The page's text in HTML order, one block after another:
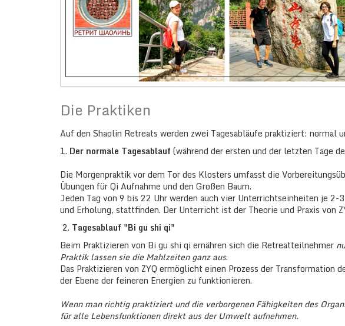
Die Praktiken
Auf den Shaolin Retreats werden zwei Tagesabläufe praktiziert: normal
1. Der normale Tagesablauf (während der ersten und der letzten Tage
Die Morgenpraktik vor dem Tor des Klosters umfasst die
Übungen für Qi Aufnahme und den Großen Baum.
Jeden Tag von 9 bis 22 Uhr werden auch vier Unterrichtseinheiten je
und Erholung, stattfinden. Der Unterricht ist der Theorie und Praxis von
2. Tagesablauf "Bi gu shi qi"
Beim Praktizieren von Bi gu shi qi ernähren sich die Retreatteilnehmer
Praktik lassen sie die Mahlzeiten ganz aus.
Das Praktizieren von ZYQ ermöglicht einen Prozess der Transformation
der Ebene der feineren Energien zu funktionieren.
Wenn man richtig praktiziert und die verborgenen Fähigkeiten des
für alle Lebensfunktionen direkt aus der Umwelt aufnehmen.